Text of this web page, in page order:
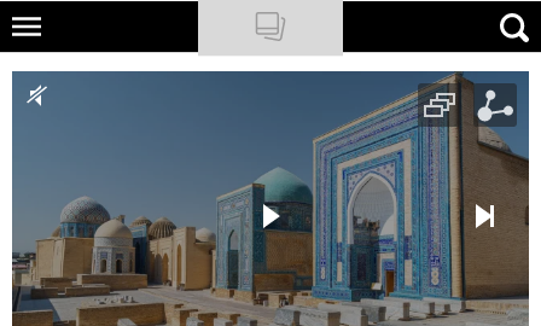
Skip
main
NATIONAL GEOGRAPHIC
Sklep
Newsletter